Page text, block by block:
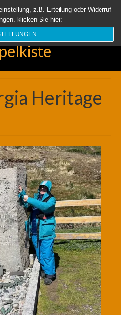
Unsere Rappelkiste Länder
Heritage
z.B. Erteilung oder Widerruf
klicken Sie hier: